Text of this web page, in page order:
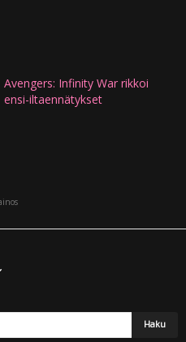
Avengers: Infinity War rikkoi
ensi-iltaennätykset